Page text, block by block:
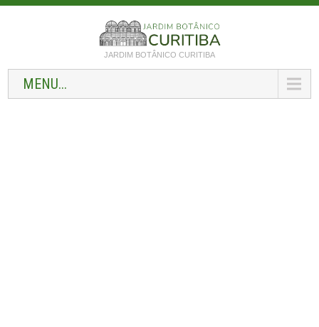
JARDIM BOTÂNICO CURITIBA
MENU...